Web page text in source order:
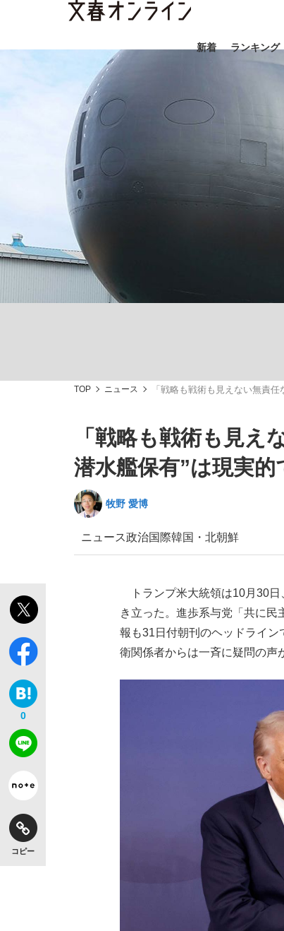
新着 ランキング
「敗因分析は一切聞かれなかった」
「目標達成できなかったからと言
キングの誕生を、目撃せよ。
the Style
おすす
#藤田晋
#玉木雄
TOP ニュース 「戦略も戦術も見えない無責
「戦略も戦術も見
潜水艦保有”は現実
牧野 愛博
ニュース政治国際韓国・北朝鮮
0
コピー
トランプ米大統領は10月30日
き立った。進歩系与党「共に民
報も31日付朝刊のヘッドライ
衛関係者からは一斉に疑問の声